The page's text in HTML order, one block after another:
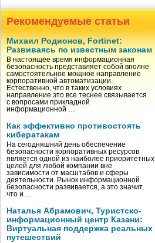
Рекомендуемые статьи
Михаил Родионов, Fortinet:
Развиваясь по известным законам
В настоящее время информационная
безопасность представляет собой вполне
самостоятельное мощное направление
корпоративной автоматизации.
Естественно, что в таких условиях
направление это все теснее связывается
с вопросами прикладной
информационной …
Как эффективно противостоять
кибератакам
На сегодняшний день обеспечение
безопасности корпоративных ресурсов
является одной из наиболее приоритетных
целей для любой компании вне
зависимости от масштабов и сферы
деятельности. Рынок информационной
безопасности развивается, а это значит,
что и …
Наталья Абрамович, Туристско-
информационный центр Казани:
Виртуальная поддержка реальных
путешествий